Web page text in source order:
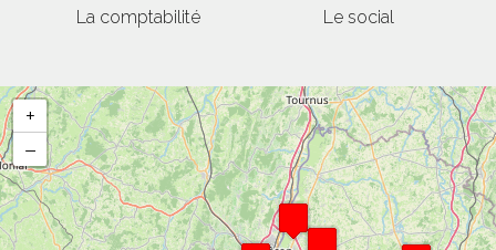
La comptabilité Le social
+
−